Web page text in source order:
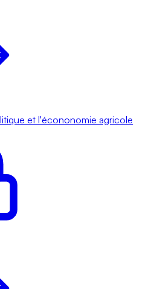
et l'écononomie agricole